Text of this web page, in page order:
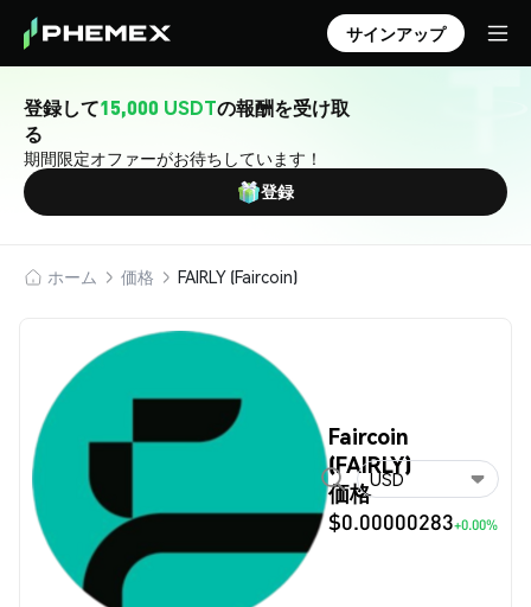
サインアップ
登録して15,000 USDTの報酬を受け取
る
期間限定オファーがお待ちしています！
登録
ホーム 価格 FAIRLY (Faircoin)
Faircoin
(FAIRLY)
価格
$0.00000283+0.00%
USD